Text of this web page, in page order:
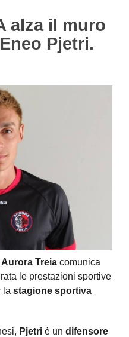
alza il muro
Pjetri.
Treia comunica
le prestazioni sportive
la stagione sportiva
Pjetri è un difensore